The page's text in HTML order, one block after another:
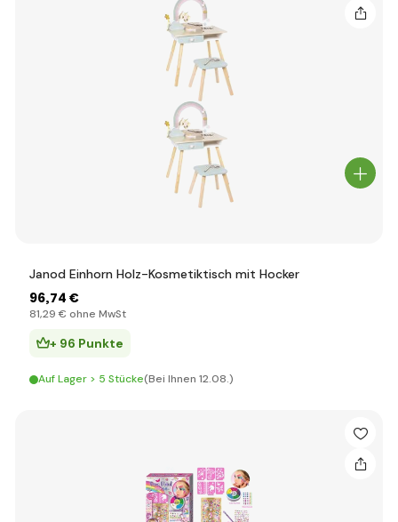
Janod Einhorn Holz-Kosmetiktisch mit Hocker
96,74 €
81,29 € ohne MwSt
+ 96 Punkte
Auf Lager > 5 Stücke(Bei Ihnen 12.08.)